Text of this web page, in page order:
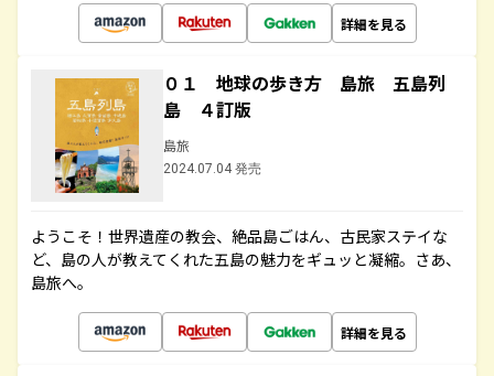
詳細を見る
０１ 地球の歩き方 島旅 五島列
島 ４訂版
島旅
2024.07.04 発売
ようこそ！世界遺産の教会、絶品島ごはん、古民家ステイな
ど、島の人が教えてくれた五島の魅力をギュッと凝縮。さあ、
島旅へ。
詳細を見る